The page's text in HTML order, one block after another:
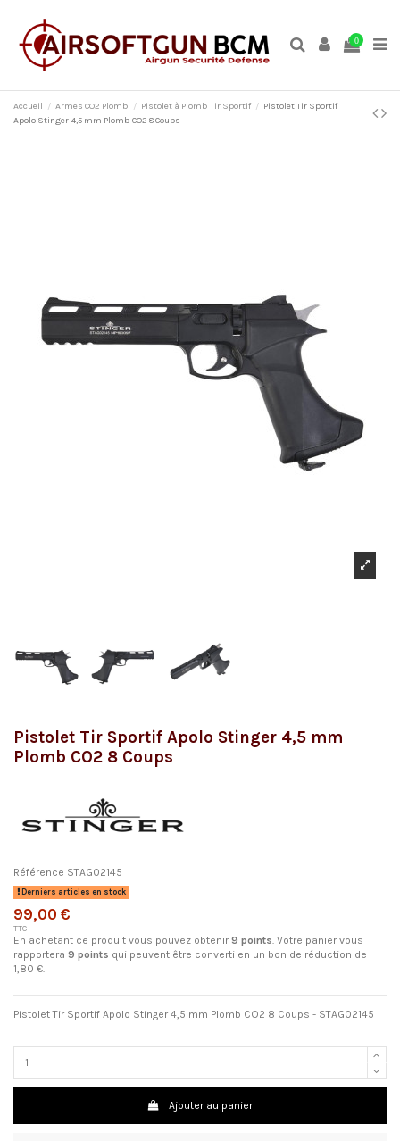
0
Accueil Armes CO2 Plomb Pistolet à Plomb Tir Sportif
Pistolet Tir Sportif
Apolo Stinger 4,5 mm Plomb CO2 8 Coups
Pistolet Tir Sportif Apolo Stinger 4,5 mm
Plomb CO2 8 Coups
Référence STAG02145
Derniers articles en stock
99,00 €
TTC
En achetant ce produit vous pouvez obtenir 9 points. Votre panier vous
rapportera 9 points qui peuvent être converti en un bon de réduction de
1,80 €.
Pistolet Tir Sportif Apolo Stinger 4,5 mm Plomb CO2 8 Coups - STAG02145
Ajouter au panier